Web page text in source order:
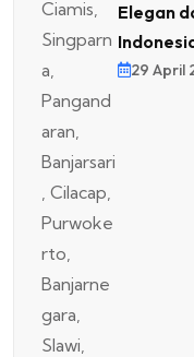
Elegan
29 April